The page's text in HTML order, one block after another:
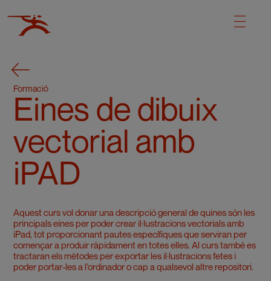
Formació
Eines de dibuix
vectorial amb
iPAD
Aquest curs vol donar una descripció general de quines són les
principals eines per poder crear il·lustracions vectorials amb
iPad, tot proporcionant pautes específiques que serviran per
començar a produir ràpidament en totes elles. Al curs també es
tractaran els mètodes per exportar les il·lustracions fetes i
poder portar-les a l’ordinador o cap a qualsevol altre repositori.